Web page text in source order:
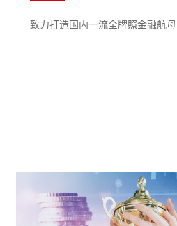
致力打造国内一流全牌照金融航母